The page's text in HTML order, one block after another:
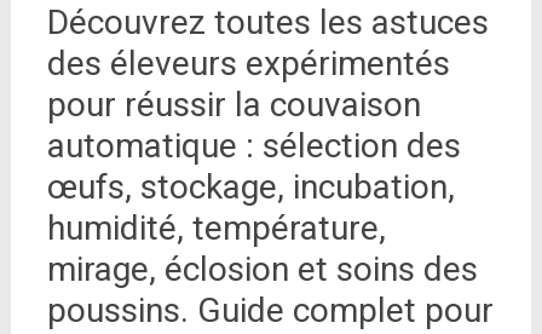
Découvrez toutes les astuces
des éleveurs expérimentés
pour réussir la couvaison
automatique : sélection des
œufs, stockage, incubation,
humidité, température,
mirage, éclosion et soins des
poussins. Guide complet pour